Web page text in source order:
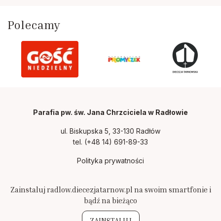
Polecamy
Parafia pw. św. Jana Chrzciciela w Radłowie
ul. Biskupska 5, 33-130 Radłów
tel. (+48 14) 691-89-33
Polityka prywatności
Zainstaluj radlow.diecezjatarnow.pl na swoim smartfonie i
bądź na bieżąco